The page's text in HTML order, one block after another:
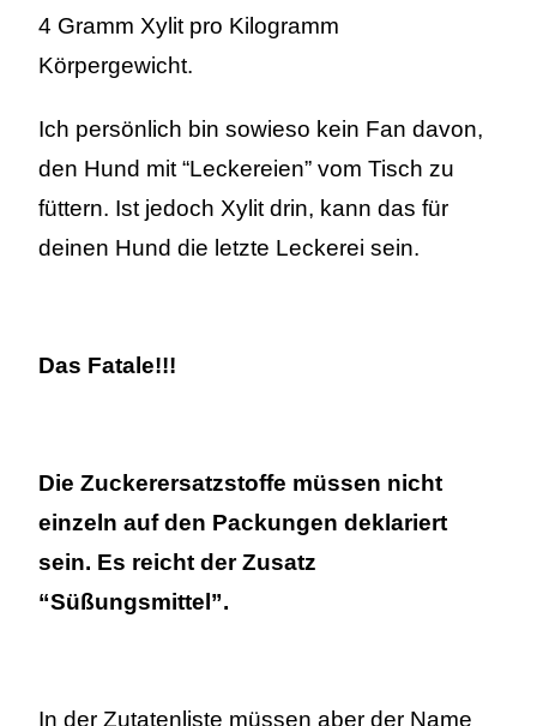
4 Gramm Xylit pro Kilogramm
Körpergewicht.
Ich persönlich bin sowieso kein Fan davon,
den Hund mit “Leckereien” vom Tisch zu
füttern. Ist jedoch Xylit drin, kann das für
deinen Hund die letzte Leckerei sein.
Das Fatale!!!
Die Zuckerersatzstoffe müssen nicht
einzeln auf den Packungen deklariert
sein. Es reicht der Zusatz
“Süßungsmittel”.
In der Zutatenliste müssen aber der Name